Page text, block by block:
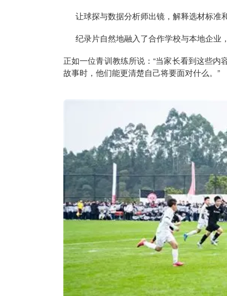
让球探与数据分析师出镜，解释选材标准
纪录片自然地融入了合作学校与本地企业
正如一位青训教练所说：“当家长看到这些
故事时，他们能更清楚自己将要面对什么。”